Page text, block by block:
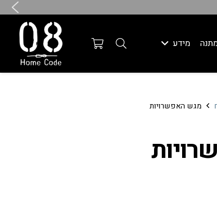
מידע
מגש האפשרויות